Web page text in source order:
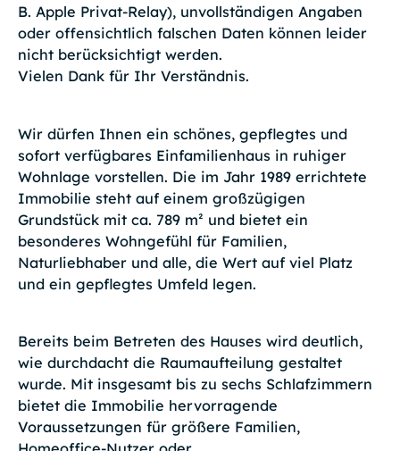
B. Apple Privat-Relay), unvollständigen Angaben
oder offensichtlich falschen Daten können leider
nicht berücksichtigt werden.
Vielen Dank für Ihr Verständnis.
Wir dürfen Ihnen ein schönes, gepflegtes und
sofort verfügbares Einfamilienhaus in ruhiger
Wohnlage vorstellen. Die im Jahr 1989 errichtete
Immobilie steht auf einem großzügigen
Grundstück mit ca. 789 m² und bietet ein
besonderes Wohngefühl für Familien,
Naturliebhaber und alle, die Wert auf viel Platz
und ein gepflegtes Umfeld legen.
Bereits beim Betreten des Hauses wird deutlich,
wie durchdacht die Raumaufteilung gestaltet
wurde. Mit insgesamt bis zu sechs Schlafzimmern
bietet die Immobilie hervorragende
Voraussetzungen für größere Familien,